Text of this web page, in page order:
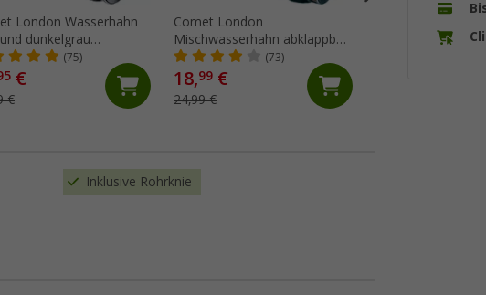
London Wasserhahn
dunkelgrau
mit Mikroschalter
und
chrom
(75)
€
€
Comet London
Mischwasserhahn abklappbar
mit Mikroschalter für
Wohnwagen und Wohnmobil
schwarz
(73)
18,99 €
24,99 €
Inklusive Rohrknie